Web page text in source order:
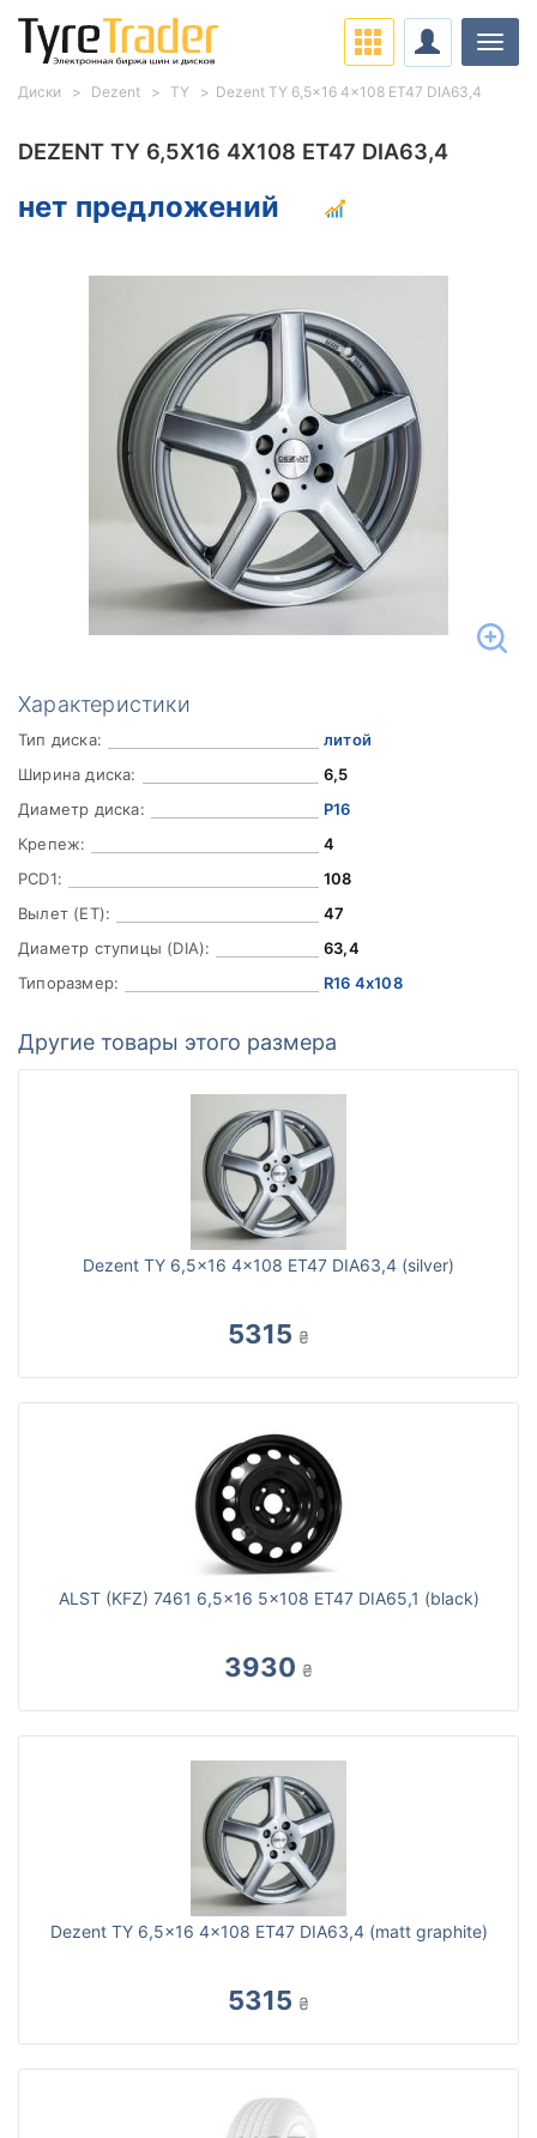
DEZENT TY 6,5X16 4X108 ET47 DIA63,4
нет предложений
Характеристики
Тип диска:
литой
Ширина диска:
6,5
Диаметр диска:
Р16
Крепеж:
4
PCD1:
108
Вылет (ET):
47
Диаметр ступицы (DIA):
63,4
Типоразмер:
R16 4x108
Другие товары этого размера
Dezent TY 6,5x16 4x108 ET47 DIA63,4 (silver)
5315 ₴
ALST (KFZ) 7461 6,5x16 5x108 ET47 DIA65,1 (black)
3930 ₴
Dezent TY 6,5x16 4x108 ET47 DIA63,4 (matt graphite)
5315 ₴
Диски Dezent TY Dezent TY 6,5x16 4x108 ET47 DIA63,4